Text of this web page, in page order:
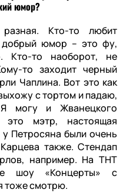
юмор?
Кто-то любит
добрый юмор – это фу,
Кто-то наоборот, не
то заходит черный
Чаплина. Вот это как
с тортом и падаю,
могу и Жванецкого
это мэтр, настоящая
у Петросяна были очень
также. Стендап
например. На ТНТ
шоу «Концерты» с
тоже смотрю.